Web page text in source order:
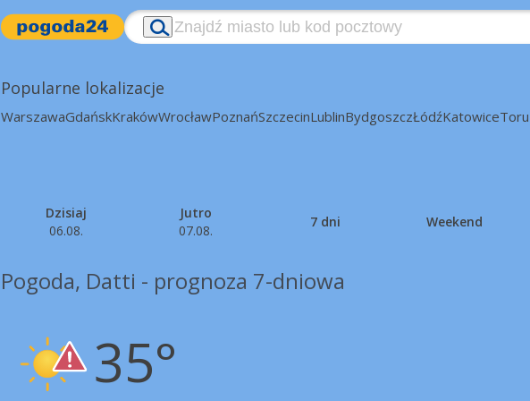
Popularne lokalizacje
WarszawaGdańskKrakówWrocławPoznańSzczecinLublinBydgoszczŁódźKatowice
Dzisiaj
06.08.
Jutro
07.08.
7 dni Weekend
Pogoda, Datti - prognoza 7-dniowa
35°